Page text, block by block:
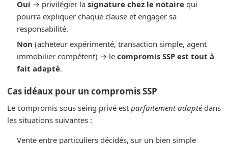
Oui → privilégier la signature chez le notairequi
pourra expliquer chaque clause et engager sa
responsabilité.
Non (acheteur expérimenté, transaction simple, agent
immobilier compétent) → le compromis SSP est tout à
fait adapté.
Cas idéaux pour un compromis SSP
Le compromis sous seing privé est parfaitement adapté dans
les situations suivantes :
Vente entre particuliers décidés, sur un bien simple